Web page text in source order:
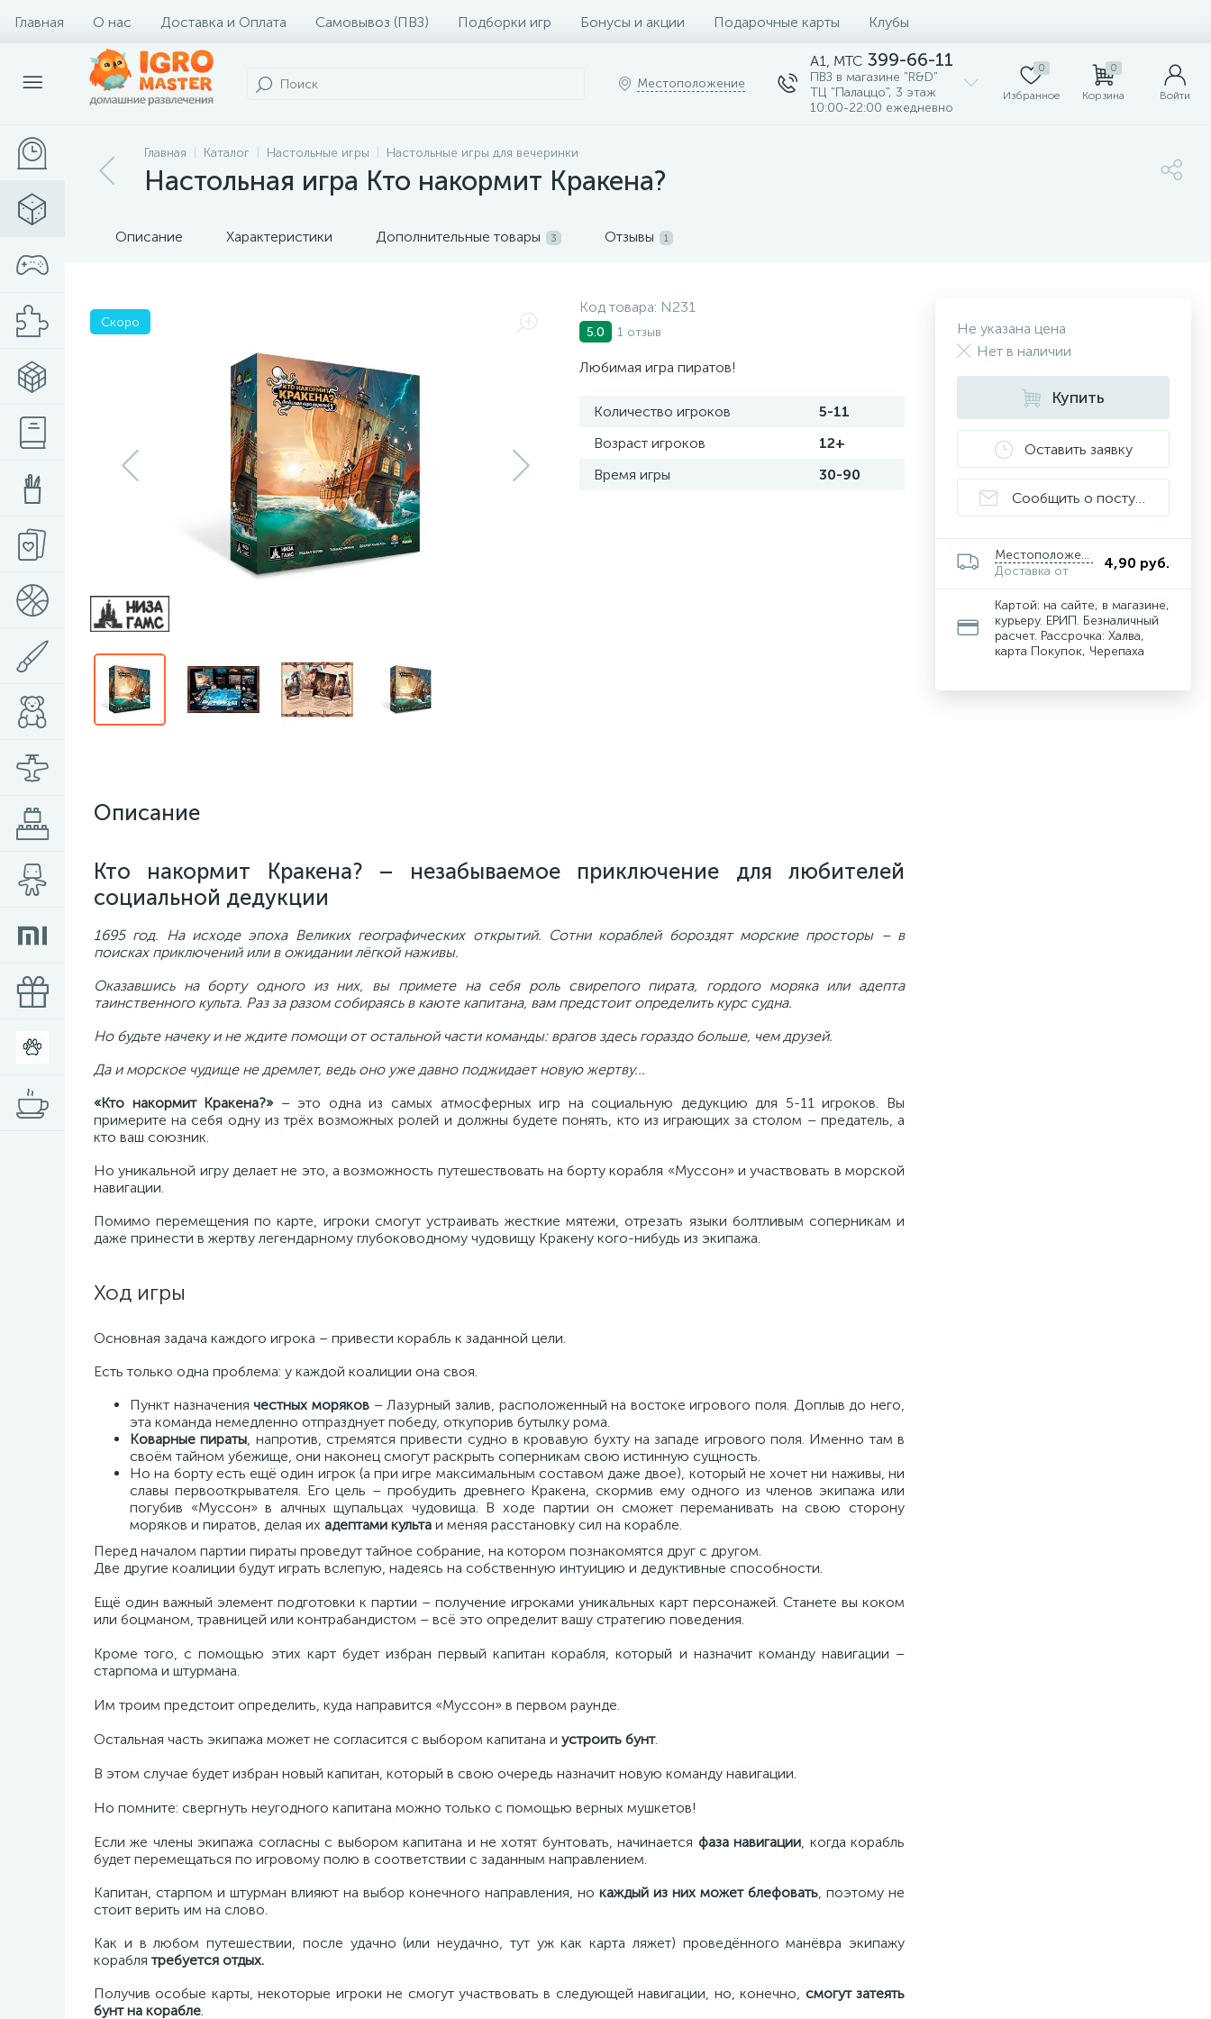
Главная О нас Доставка и Оплата Самовывоз (ПВЗ) Подборки игр Бонусы и акции Подарочные карты Клубы
Местоположение
A1, MTC 399-66-11
ПВЗ в магазине "R&D"
ТЦ "Палаццо", 3 этаж
10:00-22:00 ежедневно
0
Избранное
0
Корзина Войти
Главная Каталог Настольные игры Настольные игры для вечеринки
Настольная игра Кто накормит Кракена?
Описание Характеристики Дополнительные товары 3 Отзывы 1
Скоро
Код товара: N231
5.0 1 отзыв
Любимая игра пиратов!
Количество игроков
5-11
Возраст игроков
12+
Время игры
30-90
Описание
Кто накормит Кракена? – незабываемое приключение для любителей
социальной дедукции
1695 год. На исходе эпоха Великих географических открытий. Сотни кораблей бороздят морские просторы – в
поисках приключений или в ожидании лёгкой наживы.
Оказавшись на борту одного из них, вы примете на себя роль свирепого пирата, гордого моряка или адепта
таинственного культа. Раз за разом собираясь в каюте капитана, вам предстоит определить курс судна.
Но будьте начеку и не ждите помощи от остальной части команды: врагов здесь гораздо больше, чем друзей.
Да и морское чудище не дремлет, ведь оно уже давно поджидает новую жертву...
«Кто накормит Кракена?»– это одна из самых атмосферных игр на социальную дедукцию для 5-11 игроков. Вы
примерите на себя одну из трёх возможных ролей и должны будете понять, кто из играющих за столом – предатель, а
кто ваш союзник.
Но уникальной игру делает не это, а возможность путешествовать на борту корабля «Муссон» и участвовать в морской
навигации.
Помимо перемещения по карте, игроки смогут устраивать жесткие мятежи, отрезать языки болтливым соперникам и
даже принести в жертву легендарному глубоководному чудовищу Кракену кого-нибудь из экипажа.
Ход игры
Основная задача каждого игрока – привести корабль к заданной цели.
Есть только одна проблема: у каждой коалиции она своя.
Пункт назначениячестных моряков– Лазурный залив, расположенный на востоке игрового поля. Доплыв до него,
эта команда немедленно отпразднует победу, откупорив бутылку рома.
Коварные пираты, напротив, стремятся привести судно в кровавую бухту на западе игрового поля. Именно там в
своём тайном убежище, они наконец смогут раскрыть соперникам свою истинную сущность.
Но на борту есть ещё один игрок (а при игре максимальным составом даже двое), который не хочет ни наживы, ни
славы первооткрывателя. Его цель – пробудить древнего Кракена, скормив ему одного из членов экипажа или
погубив «Муссон» в алчных щупальцах чудовища. В ходе партии он сможет переманивать на свою сторону
моряков и пиратов, делая их адептами культа и меняя расстановку сил на корабле.
Перед началом партии пираты проведут тайное собрание, на котором познакомятся друг с другом.
Две другие коалиции будут играть вслепую, надеясь на собственную интуицию и дедуктивные способности.
Ещё один важный элемент подготовки к партии – получение игроками уникальных карт персонажей. Станете вы коком
или боцманом, травницей или контрабандистом – всё это определит вашу стратегию поведения.
Кроме того, с помощью этих карт будет избран первый капитан корабля, который и назначит команду навигации –
старпома и штурмана.
Им троим предстоит определить, куда направится «Муссон» в первом раунде.
Остальная часть экипажа может не согласится с выбором капитана и устроить бунт.
В этом случае будет избран новый капитан, который в свою очередь назначит новую команду навигации.
Но помните: свергнуть неугодного капитана можно только с помощью верных мушкетов!
Если же члены экипажа согласны с выбором капитана и не хотят бунтовать, начинается фаза навигации, когда корабль
будет перемещаться по игровому полю в соответствии с заданным направлением.
Капитан, старпом и штурман влияют на выбор конечного направления, но каждый из них может блефовать, поэтому не
стоит верить им на слово.
Как и в любом путешествии, после удачно (или неудачно, тут уж как карта ляжет) проведённого манёвра экипажу
корабля требуется отдых.
Получив особые карты, некоторые игроки не смогут участвовать в следующей навигации, но, конечно, смогут затеять
бунт на корабле.
Не указана цена
Нет в наличии
Купить
Оставить заявку
Сообщить о поступлении
Местоположение
Доставка от
4,90 руб.
Картой: на сайте, в магазине,
курьеру. ЕРИП. Безналичный
расчет. Рассрочка: Халва,
карта Покупок, Черепаха